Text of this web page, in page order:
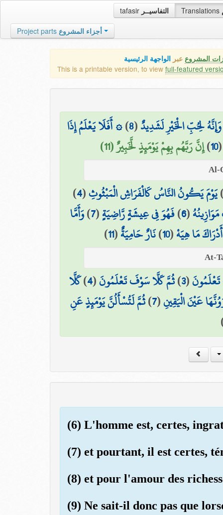
tafasir التفاسيــر Translations
Project parts أجزاء المشروع
المشروع عبر الواجهة الرئيسية
This is a printable version, to view full-featured
وَإِنَّهُ لِحُبِّ الْخَيْرِ لَشَدِيدٌ(
8
)۞ أَفَلَا يَعْلَمُ إِذَا
10
)إِنَّ رَبَّهُم بِهِمْ يَوْمَئِذٍ لَّخَبِيرٌ (11)
يَوْمَ يَكُونُ النَّاسُ كَالْفَرَاشِ الْمَبْثُوثِ(
4
)
(
6
)فَهُوَ فِي عِيشَةٍ رَّاضِيَةٍ(
7
)وَأَمَّا
مَا هِيَهْ(
10
)نَارٌ حَامِيَةٌ(
11
)
(
3
)ثُمَّ كَلَّا سَوْفَ تَعْلَمُونَ(
4
)كَلَّا
عَيْنَ الْيَقِينِ(
7
)ثُمَّ لَتُسْأَلُنَّ يَوْمَئِذٍ عَنِ
(6) L'homme est, certes,
(7) et pourtant, il est certes,
(8) et pour l'amour des
(9) Ne sait-il donc pas que